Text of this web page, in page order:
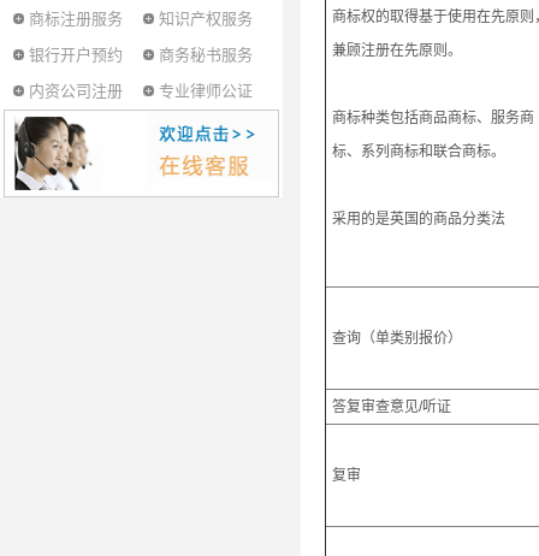
商标注册服务
知识产权服务
银行开户预约
商务秘书服务
内资公司注册
专业律师公证
商标权的取得基于使用在先原则
兼顾注册在先原则。
商标种类包括商品商标、服务商
标、系列商标和联合商标。
采用的是英国的商品分类法
查询（单类别报价）
答复审查意见/听证
复审